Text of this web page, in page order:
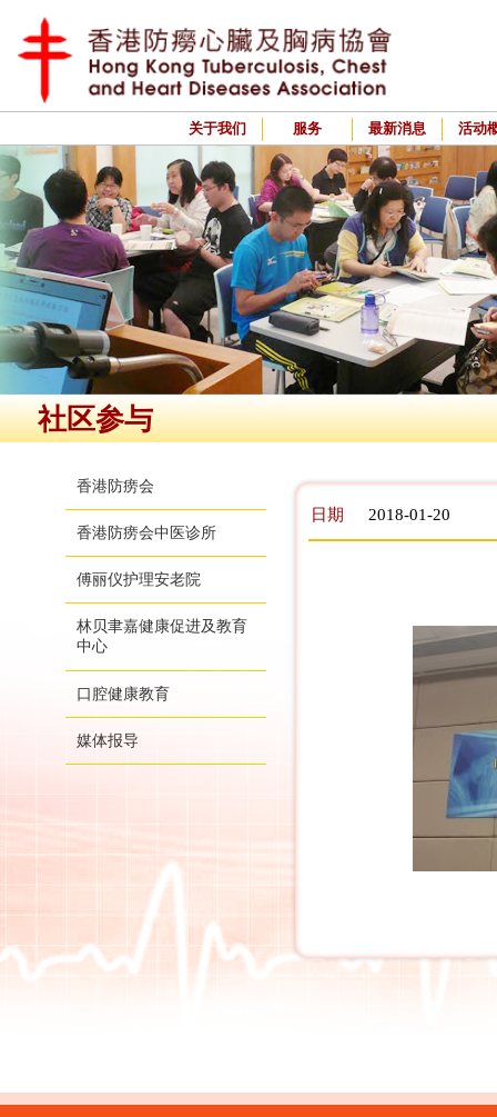
关于我们 服务 最新消息 活动
社区参与
香港防痨会
香港防痨会中医诊所
傅丽仪护理安老院
林贝聿嘉健康促进及教育
中心
口腔健康教育
媒体报导
日期 2018-01-20